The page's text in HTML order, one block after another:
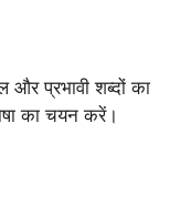
प्रभावी शब्दों का
का चयन करें।